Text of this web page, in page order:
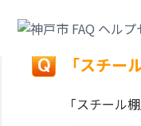
戻る
「スチー
「スチール